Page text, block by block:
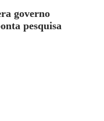
governo
pesquisa